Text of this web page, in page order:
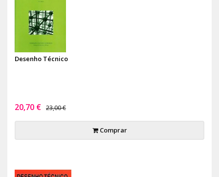
Desenho Técnico
20,70 € 23,00 €
Comprar